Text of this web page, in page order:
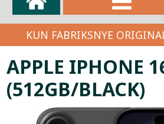
KUN FABRIKSNYE
APPLE IPHONE
(512GB/BLACK)